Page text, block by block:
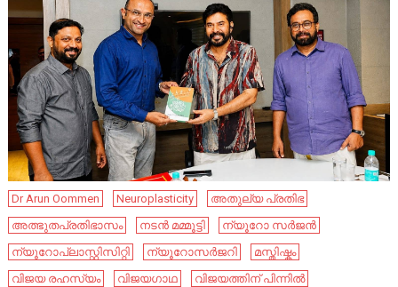
Dr Arun Oommen Neuroplasticity
അതുല്യ പ്രതിഭ
അത്ഭുതപ്രതിഭാസം
നടൻ മമ്മൂട്ടി
ന്യൂറോ സർജൻ
ന്യൂറോപ്ലാസ്റ്റിസിറ്റി
ന്യൂറോസർജറി
മസ്തിഷ്കം
വിജയ രഹസ്യം
വിജയഗാഥ
വിജയത്തിന് പിന്നിൽ